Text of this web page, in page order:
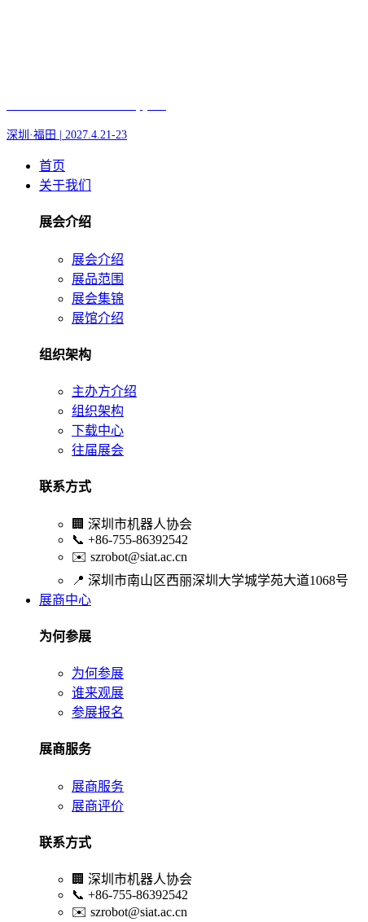
深圳·福田 | 2027.4.21-23
首页
关于我们
展会介绍
展会介绍
展品范围
展会集锦
展馆介绍
组织架构
主办方介绍
组织架构
下载中心
往届展会
联系方式
🏢 深圳市机器人协会
📞 +86-755-86392542
✉️ szrobot@siat.ac.cn
📍 深圳市南山区西丽深圳大学城学苑大道1068号
展商中心
为何参展
为何参展
谁来观展
参展报名
展商服务
展商服务
展商评价
联系方式
🏢 深圳市机器人协会
📞 +86-755-86392542
✉️ szrobot@siat.ac.cn